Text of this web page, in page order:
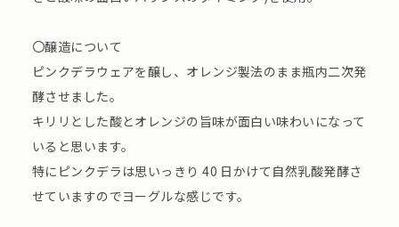
〇醸造について
ピンクデラウェアを醸し、オレンジ製法のまま瓶内二次発
酵させました。
キリリとした酸とオレンジの旨味が面白い味わいになって
いると思います。
特にピンクデラは思いっきり 40 日かけて自然乳酸発酵さ
せていますのでヨーグルな感じです。